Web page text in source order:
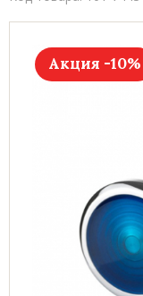
Акция -10%